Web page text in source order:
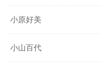
小原好美
小山百代